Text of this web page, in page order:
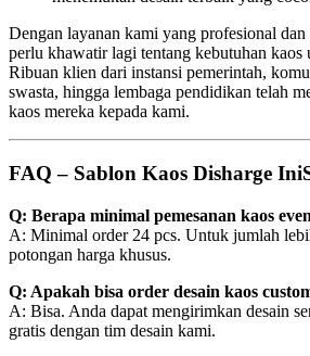
Dengan layanan kami yang profesional
perlu khawatir lagi tentang kebutuhan kaos
Ribuan klien dari instansi pemerintah,
swasta, hingga lembaga pendidikan telah
kaos mereka kepada kami.
FAQ – Sablon Kaos Disharge
Q: Berapa minimal pemesanan kaos
A: Minimal order 24 pcs. Untuk jumlah
potongan harga khusus.
Q: Apakah bisa order desain kaos
A: Bisa. Anda dapat mengirimkan desain
gratis dengan tim desain kami.